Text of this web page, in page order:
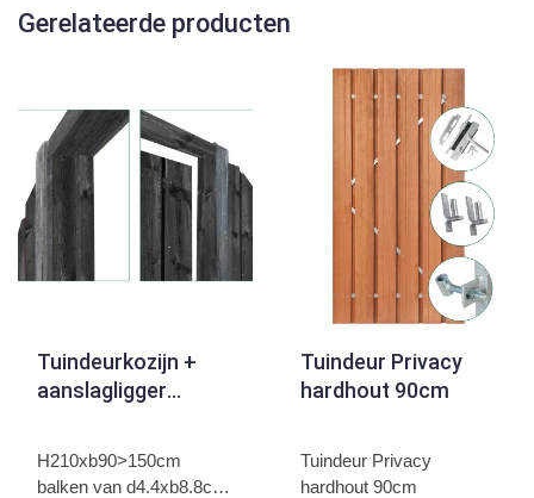
Gerelateerde producten
Tuindeurkozijn +
aanslagligger
H210xb90>150cm
balken van d4.4xb8.8cm
Tuindeur Privacy
hardhout 90cm
Tuindeur Privacy
hardhout 90cm